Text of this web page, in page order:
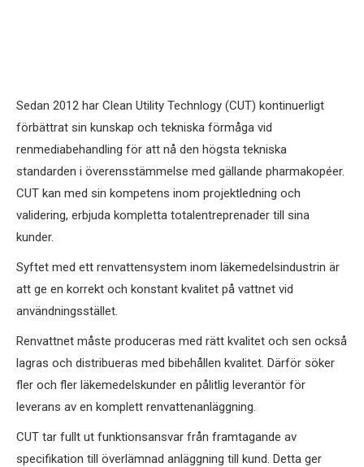
Sedan 2012 har Clean Utility Technlogy (CUT) kontinuerligt
förbättrat sin kunskap och tekniska förmåga vid
renmediabehandling för att nå den högsta tekniska
standarden i överensstämmelse med gällande pharmakopéer.
CUT kan med sin kompetens inom projektledning och
validering, erbjuda kompletta totalentreprenader till sina
kunder.
Syftet med ett renvattensystem inom läkemedelsindustrin är
att ge en korrekt och konstant kvalitet på vattnet vid
användningsstället.
Renvattnet måste produceras med rätt kvalitet och sen också
lagras och distribueras med bibehållen kvalitet. Därför söker
fler och fler läkemedelskunder en pålitlig leverantör för
leverans av en komplett renvattenanläggning.
CUT tar fullt ut funktionsansvar från framtagande av
specifikation till överlämnad anläggning till kund. Detta ger